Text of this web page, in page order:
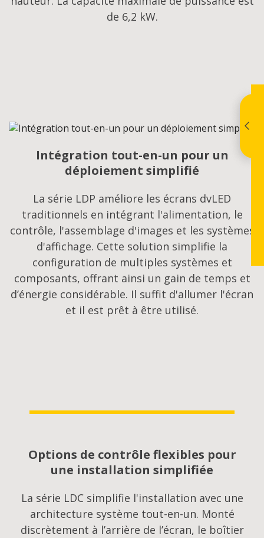
de 6,2 kW.
Intégration tout-en-un pour un
déploiement simplifié
La série LDP améliore les écrans dvLED
traditionnels en intégrant l'alimentation, le
contrôle, l'assemblage d'images et les systèmes
d'affichage. Cette solution simplifie la
configuration de multiples systèmes et
composants, offrant ainsi un gain de temps et
d’énergie considérable. Il suffit d'allumer l'écran
et il est prêt à être utilisé.
Options de contrôle flexibles pour
une installation simplifiée
La série LDC simplifie l'installation avec une
architecture système tout-en-un. Monté
discrètement à l’arrière de l’écran, le boîtier